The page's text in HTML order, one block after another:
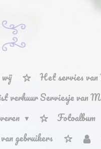
Het servies
verhuur Serviesje van
Fotoalbum
gebruikers